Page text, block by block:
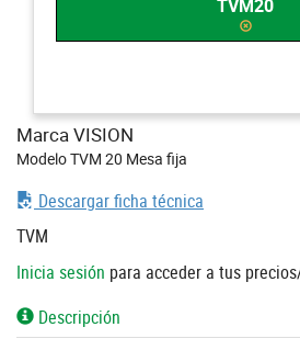
TVM20
Marca VISION
Modelo TVM 20 Mesa fija
Descargar ficha técnica
TVM
Inicia sesión para acceder a tus
Descripción